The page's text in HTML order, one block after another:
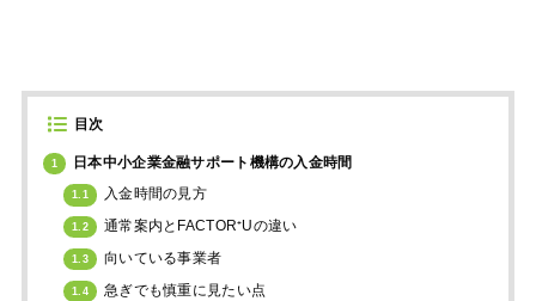
目次
1 日本中小企業金融サポート機構の入金時間
1.1 入金時間の見方
1.2 通常案内とFACTOR⁺Uの違い
1.3 向いている事業者
1.4 急ぎでも慎重に見たい点